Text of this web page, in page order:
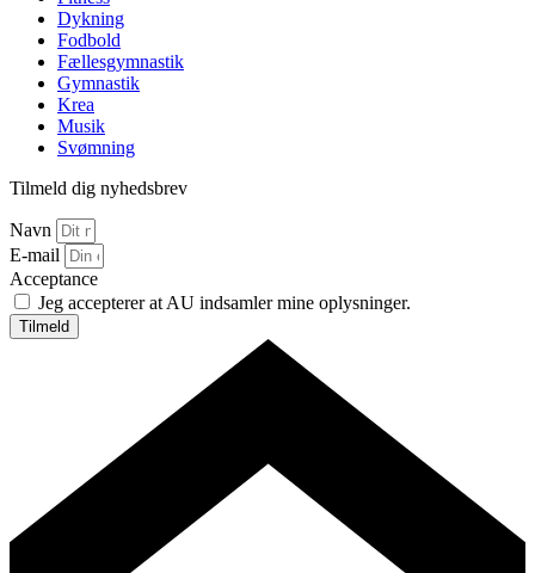
Dykning
Fodbold
Fællesgymnastik
Gymnastik
Krea
Musik
Svømning
Tilmeld dig nyhedsbrev
Navn
E-mail
Acceptance
Jeg accepterer at AU indsamler mine oplysninger.
Tilmeld